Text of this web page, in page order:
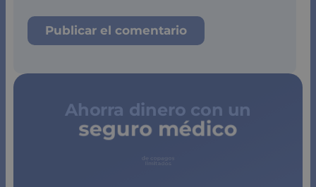
Ahorra dinero con un
seguro médico